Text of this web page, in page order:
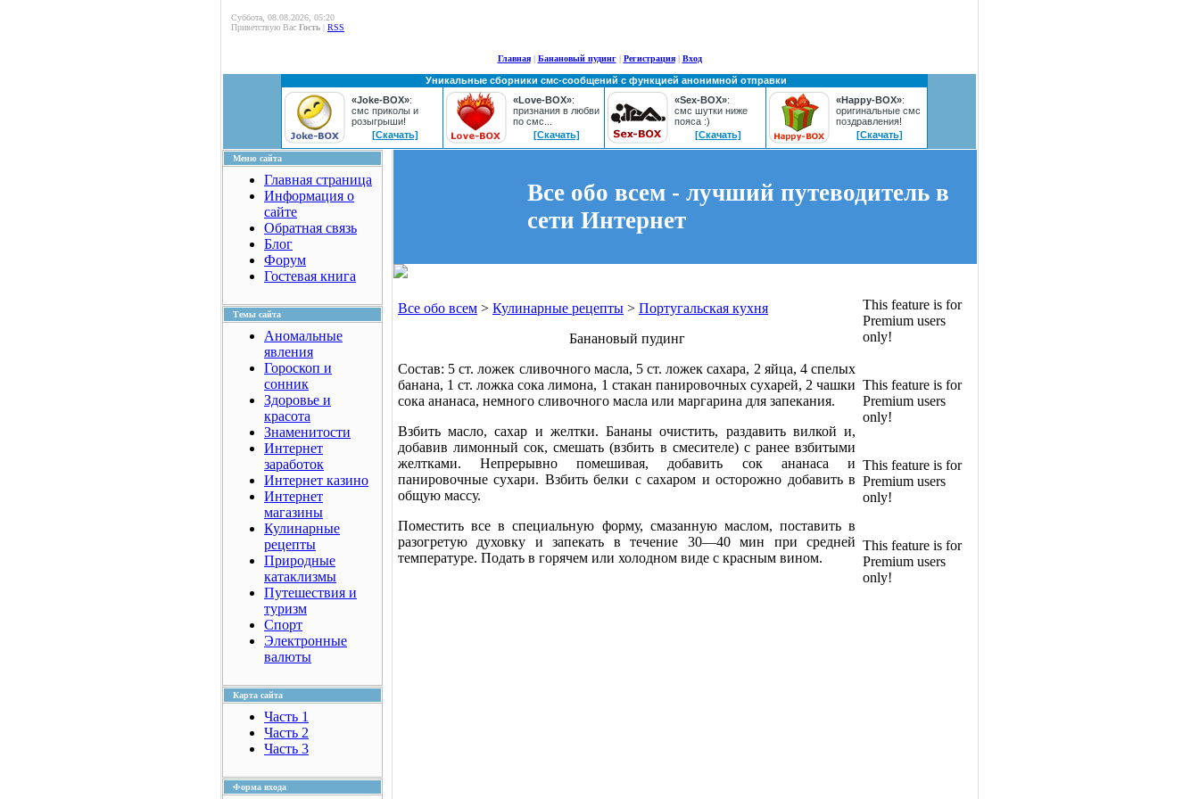
Суббота, 08.08.2026, 05:20
Приветствую Вас Гость | RSS
Главная| Банановый пудинг| Регистрация| Вход
Уникальные сборники смс-сообщений с функцией анонимной отправки
«Joke-BOX»:
смс приколы и
розыгрыши!
[Скачать]
«Love-BOX»:
признания в любви
по смс...
[Скачать]
«Sex-BOX»:
смс шутки ниже
пояса :)
[Скачать]
«Happy-BOX»:
оригинальные смс
поздравления!
[Скачать]
Меню сайта
Главная страница
Информация о
сайте
Обратная связь
Блог
Форум
Гостевая книга
Темы сайта
Аномальные
явления
Гороскоп и
сонник
Здоровье и
красота
Знаменитости
Интернет
заработок
Интернет казино
Интернет
магазины
Кулинарные
рецепты
Природные
катаклизмы
Путешествия и
туризм
Спорт
Электронные
валюты
Карта сайта
Часть 1
Часть 2
Часть 3
Форма входа
Все обо всем - лучший путеводитель в
сети Интернет
Все обо всем > Кулинарные рецепты > Португальская кухня
Банановый пудинг
Состав: 5 ст. ложек сливочного масла, 5 ст. ложек сахара, 2 яйца, 4 спелых
банана, 1 ст. ложка сока лимона, 1 стакан панировочных сухарей, 2 чашки
сока ананаса, немного сливочного масла или маргарина для запекания.
Взбить масло, сахар и желтки. Бананы очистить, раздавить вилкой и,
добавив лимонный сок, смешать (взбить в смесителе) с ранее взбитыми
желтками. Непрерывно помешивая, добавить сок ананаса и
панировочные сухари. Взбить белки с сахаром и осторожно добавить в
общую массу.
Поместить все в специальную форму, смазанную маслом, поставить в
разогретую духовку и запекать в течение 30—40 мин при средней
температуре. Подать в горячем или холодном виде с красным вином.
This feature is for
Premium users
only!
This feature is for
Premium users
only!
This feature is for
Premium users
only!
This feature is for
Premium users
only!